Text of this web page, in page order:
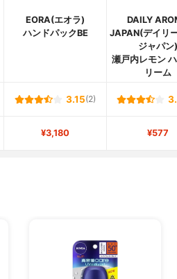
EORA(エオラ)
ハンドパックBE
DAILY
JAPAN(デイリ
ジャパン)
瀬戸内レモン
リーム
3.15(2)
¥3,180 ¥577